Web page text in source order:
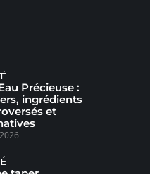
Précieuse :
ingrédients
et